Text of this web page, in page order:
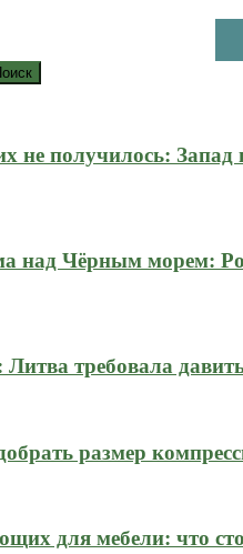
не получилось:
над Чёрным морем:
Литва требовала
размер
для мебели: что